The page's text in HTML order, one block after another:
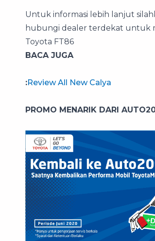
Untuk informasi lebih lanjut
hubungi dealer terdekat untuk
Toyota FT86
BACA JUGA
:Review All New Calya
PROMO MENARIK DARI